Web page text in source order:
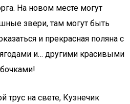
На новом месте могут
звери, там могут быть
и прекрасная поляна с
и… другими красивыми
на свете, Кузнечик